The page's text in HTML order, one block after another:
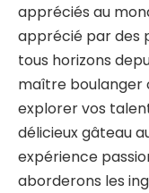
appréciés au
apprécié par des
tous horizons
maître boulanger
explorer vos
délicieux gâteau
expérience
aborderons les